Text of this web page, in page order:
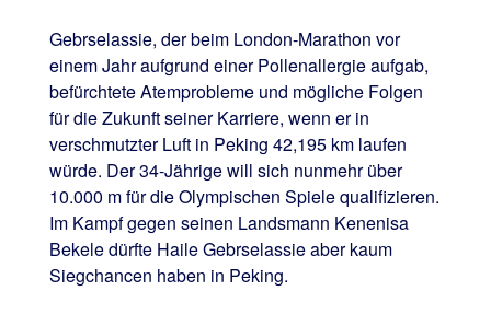
Gebrselassie, der beim London-Marathon vor
einem Jahr aufgrund einer Pollenallergie aufgab,
befürchtete Atemprobleme und mögliche Folgen
für die Zukunft seiner Karriere, wenn er in
verschmutzter Luft in Peking 42,195 km laufen
würde. Der 34-Jährige will sich nunmehr über
10.000 m für die Olympischen Spiele qualifizieren.
Im Kampf gegen seinen Landsmann Kenenisa
Bekele dürfte Haile Gebrselassie aber kaum
Siegchancen haben in Peking.